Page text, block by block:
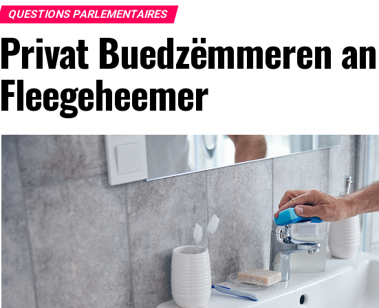
QUESTIONS PARLEMENTAIRES
Privat Buedzëmmeren
Fleegeheemer